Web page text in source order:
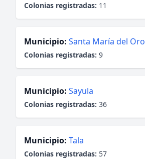
Colonias registradas: 11
Municipio: Santa María del Oro
Colonias registradas: 9
Municipio: Sayula
Colonias registradas: 36
Municipio: Tala
Colonias registradas: 57